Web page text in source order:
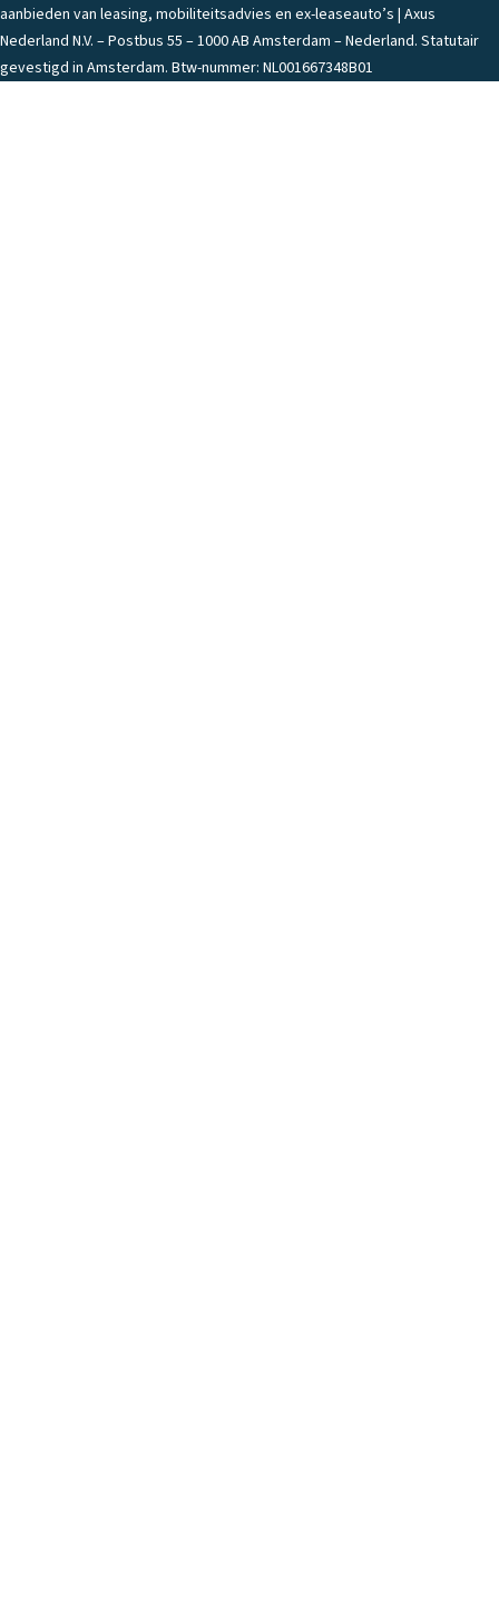
aanbieden van leasing, mobiliteitsadvies en ex-leaseauto’s | Axus
Nederland N.V. – Postbus 55 – 1000 AB Amsterdam – Nederland. Statutair
gevestigd in Amsterdam. Btw-nummer: NL001667348B01